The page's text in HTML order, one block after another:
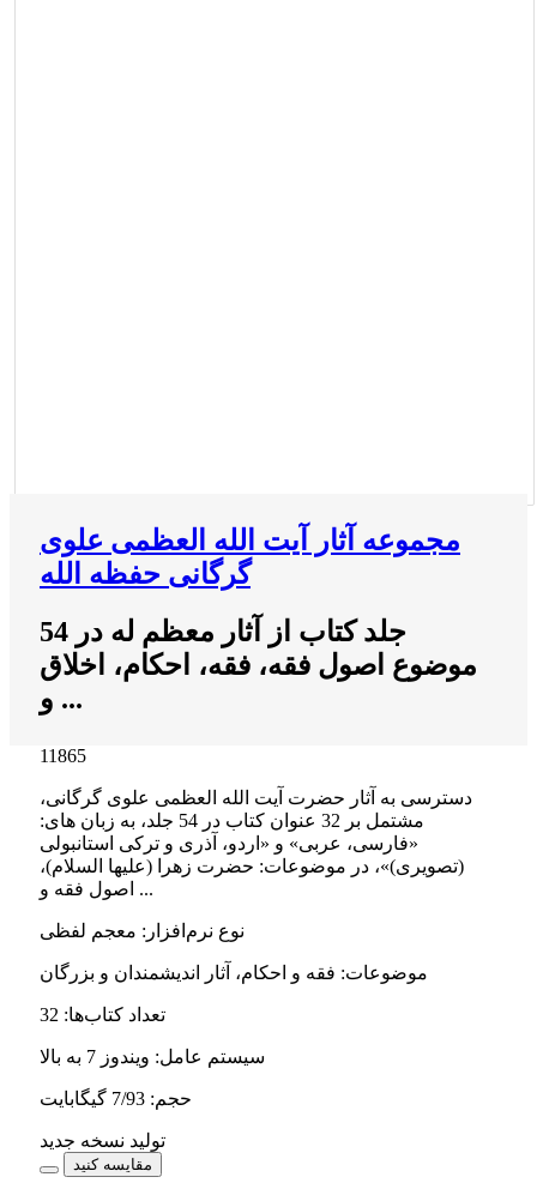
مجموعه آثار آیت الله العظمی علوی
گرگانی حفظه الله
54 جلد کتاب از آثار معظم له در
موضوع اصول فقه، فقه، احکام، اخلاق
و ...
11865
دسترسی به آثار حضرت آیت الله العظمی علوی گرگانی،
مشتمل بر 32 عنوان کتاب در 54 جلد، به زبان های:
«فارسی، عربی» و «اردو، آذری و ترکی استانبولی
(تصویری)»، در موضوعات: حضرت زهرا (عليها السلام)،
اصول فقه و ...
نوع نرم‌افزار : معجم لفظی
موضوعات: فقه و احکام، آثار اندیشمندان و بزرگان
تعداد کتاب‌ها:
32
سیستم عامل: ویندوز 7 به بالا
حجم: 7/93 گیگابایت
تولید نسخه جدید
مقایسه کنید